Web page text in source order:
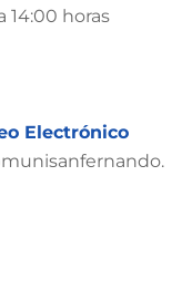
14:00 horas​
Electrónico